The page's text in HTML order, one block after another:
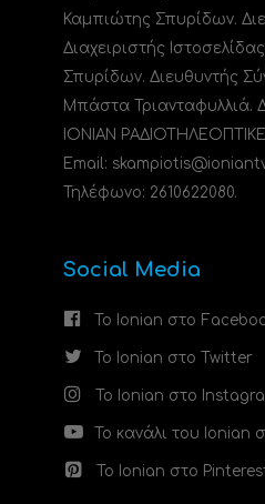
Καμπιώτης Σπυρίδων.
Διαχειριστής
Σπυρίδων. Διευθυντής
Μπάστα Τριανταφυλλιά.
ΙΟΝΙΑΝ
Email:
Τηλέφωνο: 2610622080.
Social Media
Το Ionian στο
Το Ionian στο Twitter
Το Ionian στο
Το κανάλι του Ionian
Το Ionian στο